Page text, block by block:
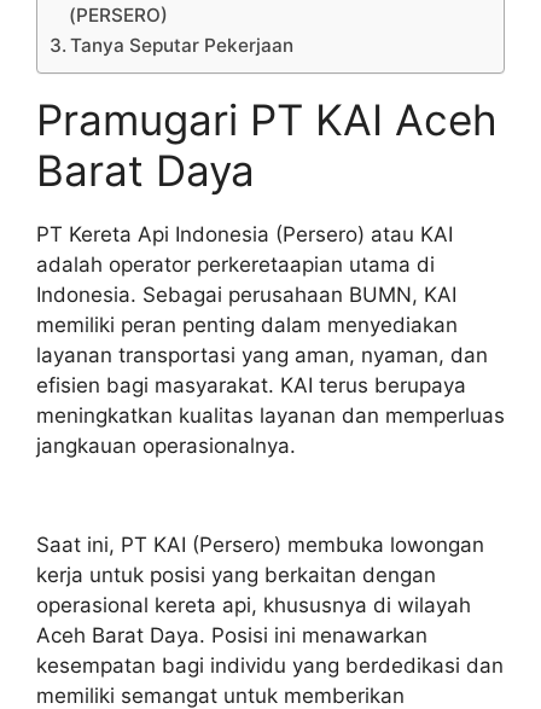
(PERSERO)
Tanya Seputar Pekerjaan
Pramugari PT KAI Aceh
Barat Daya
PT Kereta Api Indonesia (Persero) atau KAI
adalah operator perkeretaapian utama di
Indonesia. Sebagai perusahaan BUMN, KAI
memiliki peran penting dalam menyediakan
layanan transportasi yang aman, nyaman, dan
efisien bagi masyarakat. KAI terus berupaya
meningkatkan kualitas layanan dan memperluas
jangkauan operasionalnya.
Saat ini, PT KAI (Persero) membuka lowongan
kerja untuk posisi yang berkaitan dengan
operasional kereta api, khususnya di wilayah
Aceh Barat Daya. Posisi ini menawarkan
kesempatan bagi individu yang berdedikasi dan
memiliki semangat untuk memberikan